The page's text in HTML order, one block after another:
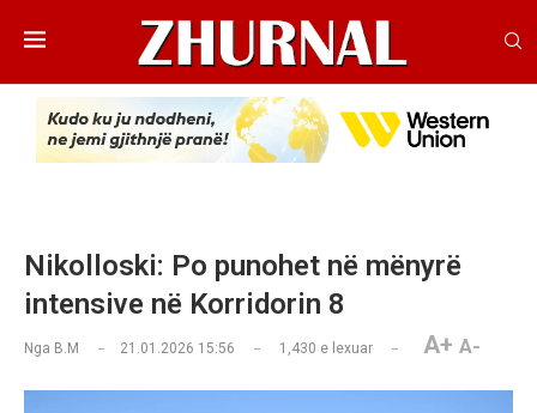
Nikolloski: Po punohet në mënyrë
intensive në Korridorin 8
Nga B.M 21.01.2026 15:56 1,430 e lexuar A+ A-